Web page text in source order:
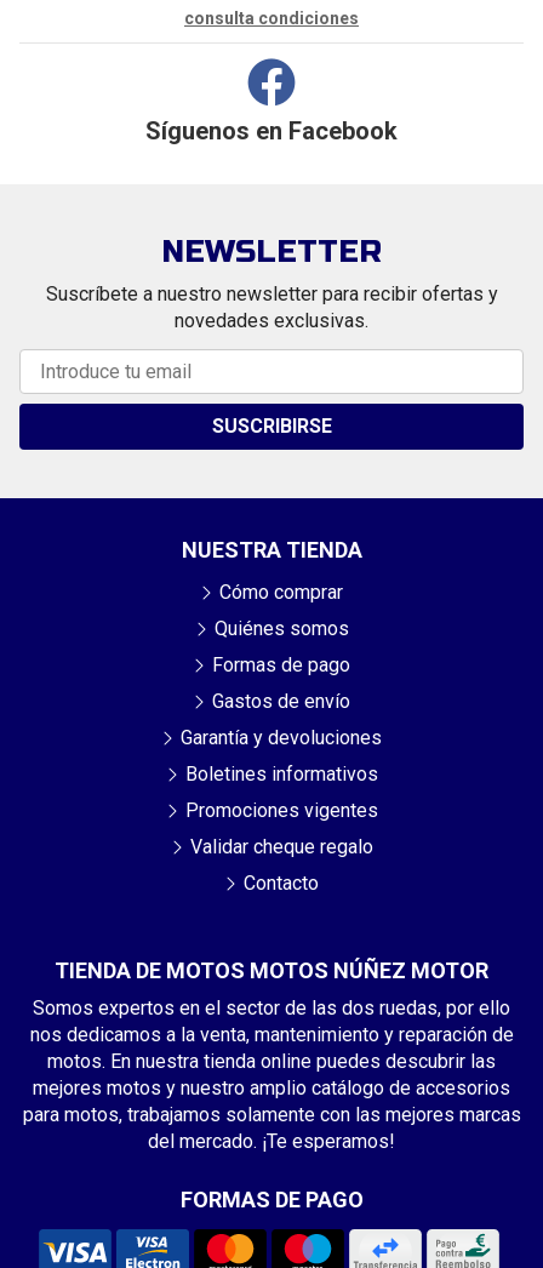
consulta condiciones
Síguenos en Facebook
NEWSLETTER
Suscríbete a nuestro newsletter para recibir ofertas y
novedades exclusivas.
SUSCRIBIRSE
TIENDA DE MOTOS MOTOS NÚÑEZ MOTOR
Somos expertos en el sector de las dos ruedas, por ello
nos dedicamos a la venta, mantenimiento y reparación de
motos. En nuestra tienda online puedes descubrir las
mejores motos y nuestro amplio catálogo de accesorios
para motos, trabajamos solamente con las mejores marcas
del mercado. ¡Te esperamos!
FORMAS DE PAGO
NUESTRA TIENDA
Cómo comprar
Quiénes somos
Formas de pago
Gastos de envío
Garantía y devoluciones
Boletines informativos
Promociones vigentes
Validar cheque regalo
Contacto